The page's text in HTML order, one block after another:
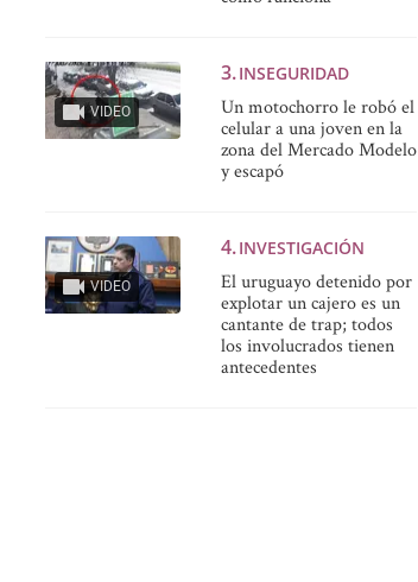
VIDEO
INSEGURIDAD
Un motochorro le robó el
celular a una joven en la
zona del Mercado Modelo
y escapó
VIDEO
INVESTIGACIÓN
El uruguayo detenido por
explotar un cajero es un
cantante de trap; todos
los involucrados tienen
antecedentes